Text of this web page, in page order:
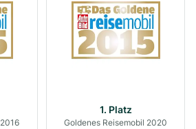
2016
1. Platz
Goldenes Reisemobil 2020